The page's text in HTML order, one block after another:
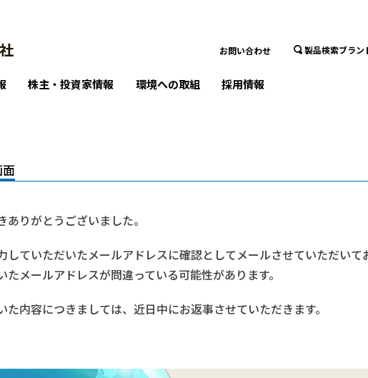
お問い合わせ 製品検索ブラン
株主・投資家情報 環境への取組 採用情報
りがとうございました。
していただいたメールアドレスに確認としてメールさせていただい
たメールアドレスが問違っている可能性があります。
た内容につきましては、近日中にお返事させていただきます。